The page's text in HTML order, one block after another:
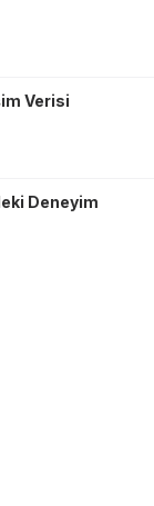
Verisi
Deneyim